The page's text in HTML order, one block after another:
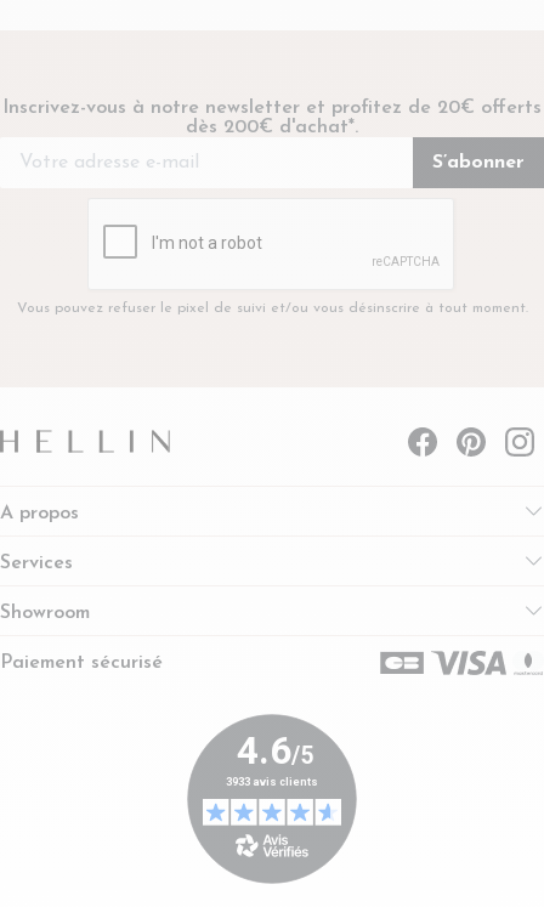
Inscrivez-vous à notre newsletter et profitez de 20€ offerts
dès 200€ d'achat*.
Vous pouvez refuser le pixel de suivi et/ou vous désinscrire à tout moment.
A propos
Services
Showroom
Paiement sécurisé